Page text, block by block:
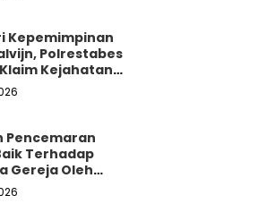
Kepemimpinan
Polrestabes
Kejahatan
15 Persen
Pencemaran
Terhadap
Gereja Oleh
Naik Hingga